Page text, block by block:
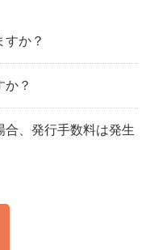
すか？
か？
合、発行手数料は発生